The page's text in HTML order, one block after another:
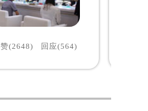
赞(2648) 回应(564)